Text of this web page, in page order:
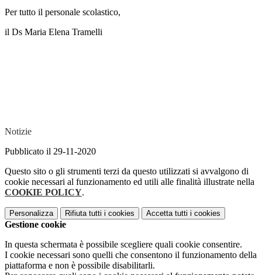
Per tutto il personale scolastico,
il Ds Maria Elena Tramelli
Notizie
Pubblicato il 29-11-2020
Questo sito o gli strumenti terzi da questo utilizzati si avvalgono di
cookie necessari al funzionamento ed utili alle finalità illustrate nella
COOKIE POLICY.
Personalizza Rifiuta tutti i cookies Accetta tutti i cookies
Gestione cookie
In questa schermata è possibile scegliere quali cookie consentire.
I cookie necessari sono quelli che consentono il funzionamento della
piattaforma e non è possibile disabilitarli.